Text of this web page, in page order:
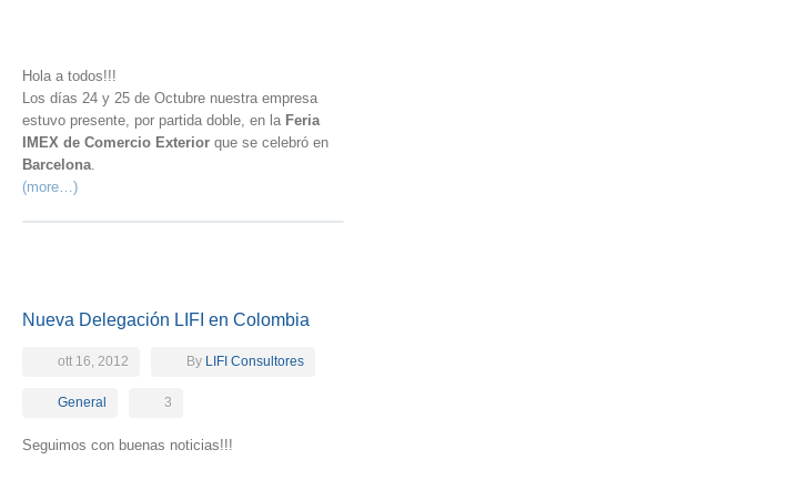
Hola a todos!!!
Los días 24 y 25 de Octubre nuestra empresa
estuvo presente, por partida doble, en la Feria
IMEX de Comercio Exterior que se celebró en
Barcelona.
(more…)
Nueva Delegación LIFI en Colombia
ott 16, 2012 By LIFI Consultores
General 3
Seguimos con buenas noticias!!!